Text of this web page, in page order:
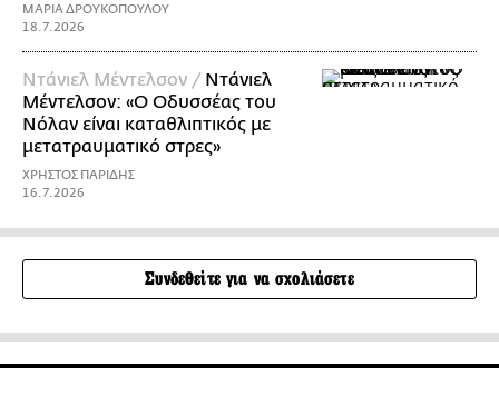
ΜΑΡΙΑ ΔΡΟΥΚΟΠΟΥΛΟΥ
18.7.2026
Ντάνιελ Μέντελσον / Ντάνιελ
Μέντελσον: «Ο Οδυσσέας του
Νόλαν είναι καταθλιπτικός με
μετατραυματικό στρες»
ΧΡΗΣΤΟΣ ΠΑΡΙΔΗΣ
16.7.2026
Συνδεθείτε για να σχολιάσετε